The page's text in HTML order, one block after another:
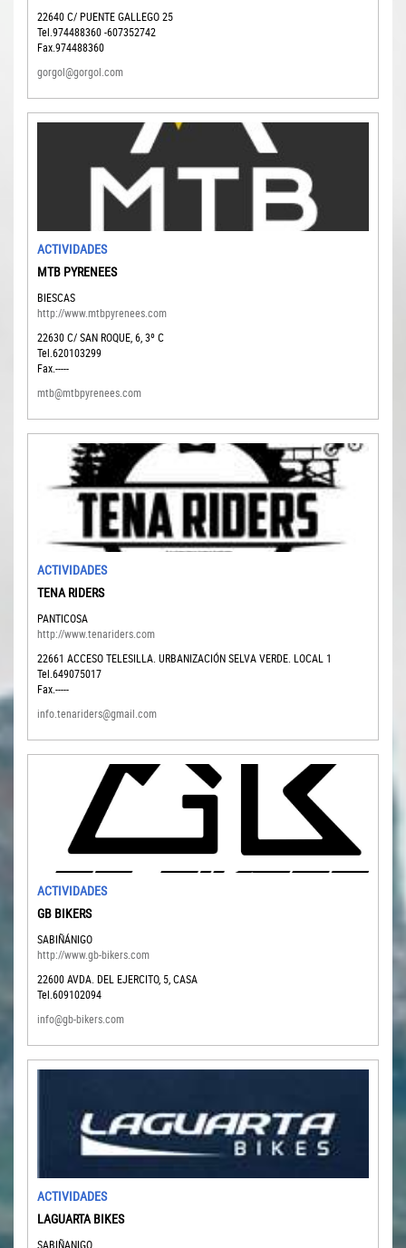
22640C/ PUENTE GALLEGO 25
Tel.974488360 -607352742
Fax.974488360
gorgol@gorgol.com
ACTIVIDADES
MTB PYRENEES
BIESCAS
http://www.mtbpyrenees.com
22630C/ SAN ROQUE, 6, 3º C
Tel.620103299
Fax.-----
mtb@mtbpyrenees.com
ACTIVIDADES
TENA RIDERS
PANTICOSA
http://www.tenariders.com
22661 ACCESO TELESILLA. URBANIZACIÓN SELVA VERDE. LOCAL 1
Tel.649075017
Fax.-----
info.tenariders@gmail.com
ACTIVIDADES
GB BIKERS
SABIÑÁNIGO
http://www.gb-bikers.com
22600AVDA. DEL EJERCITO, 5, CASA
Tel.609102094
info@gb-bikers.com
ACTIVIDADES
LAGUARTA BIKES
SABIÑANIGO